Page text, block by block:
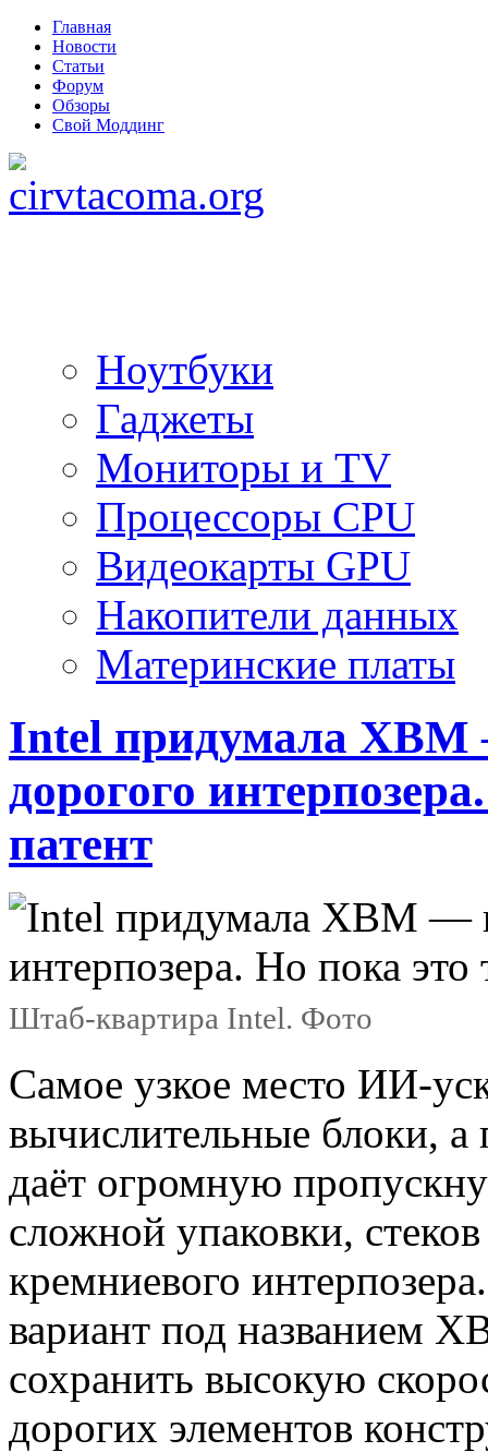
Главная
Новости
Статьи
Форум
Обзоры
Свой Моддинг
Ноутбуки
Гаджеты
Мониторы и TV
Процессоры CPU
Видеокарты GPU
Накопители данных
Материнские платы
Intel придумала
дорогого
патент
Штаб-квартира Intel. Фото
Самое узкое место ИИ-
вычислительные блоки,
даёт огромную
сложной упаковки,
кремниевого
вариант под названием
сохранить высокую
дорогих элементов